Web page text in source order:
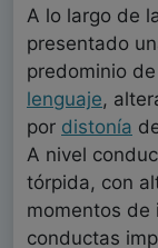
A lo largo de
presentado
predominio
lenguaje,
por distonía
A nivel
tórpida, con
momentos de
conductas